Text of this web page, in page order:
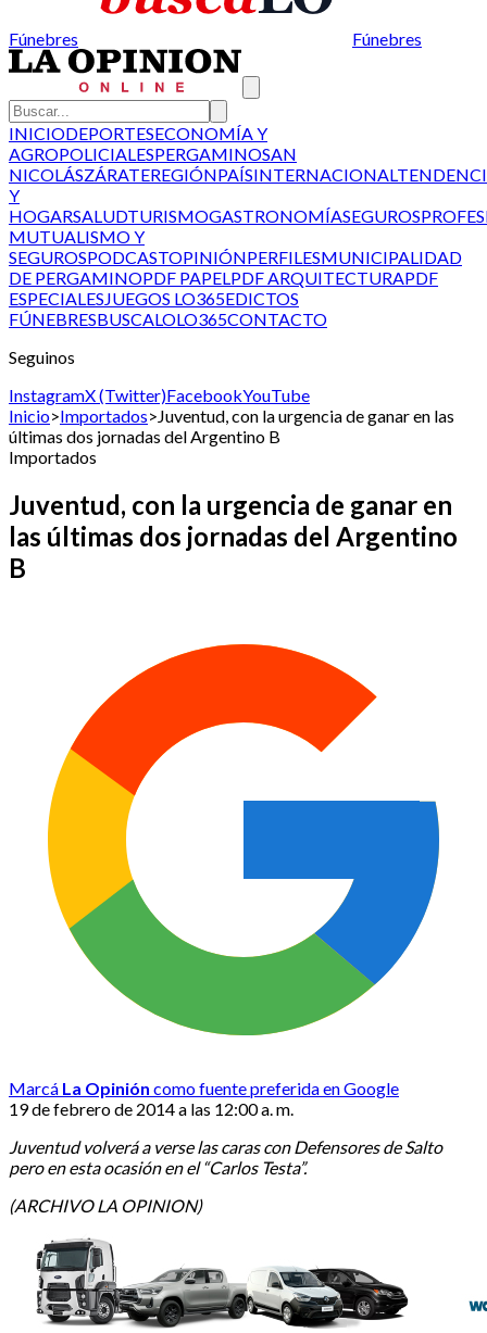
Fúnebres Fúnebres
INICIODEPORTESECONOMÍA Y
AGROPOLICIALESPERGAMINOSAN
NICOLÁSZÁRATEREGIÓNPAÍSINTERNACIONAL
Y
HOGARSALUDTURISMOGASTRONOMÍASEGUROS
MUTUALISMO Y
SEGUROSPODCASTOPINIÓNPERFILESMUNICIPALIDAD
DE PERGAMINOPDF PAPELPDF ARQUITECTURAPDF
ESPECIALESJUEGOS LO365EDICTOS
FÚNEBRESBUSCALOLO365CONTACTO
Seguinos
InstagramX (Twitter)FacebookYouTube
Inicio>Importados>Juventud, con la urgencia de ganar en las
últimas dos jornadas del Argentino B
Importados
Juventud, con la urgencia de ganar en
las últimas dos jornadas del Argentino
B
Marcá La Opinión como fuente preferida en Google
19 de febrero de 2014 a las 12:00 a. m.
Juventud volverá a verse las caras con Defensores de Salto
pero en esta ocasión en el “Carlos Testa”.
(ARCHIVO LA OPINION)